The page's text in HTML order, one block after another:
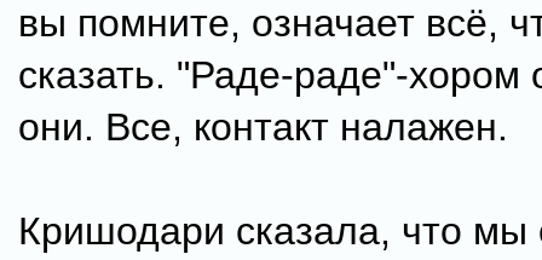
вы помните, означает всё,
сказать. "Раде-раде"-хором
они. Все, контакт налажен.
Кришодари сказала, что мы